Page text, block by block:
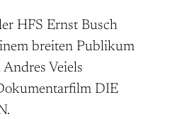
HFS Ernst Busch
breiten Publikum
Veiels
DIE